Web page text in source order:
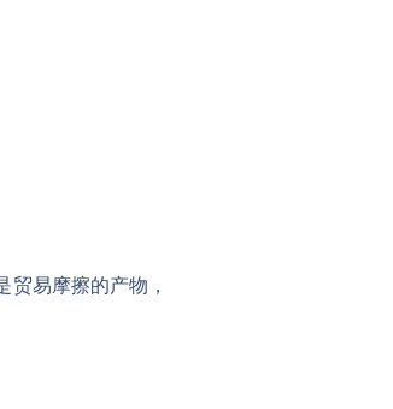
贸易摩擦的产物，